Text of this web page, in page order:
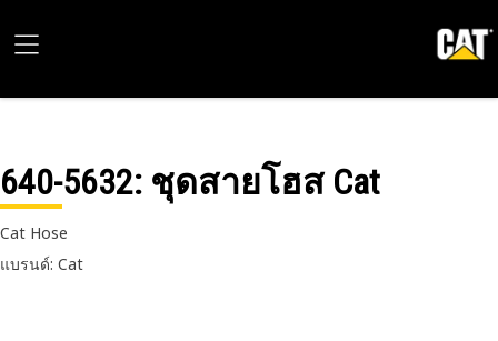
640-5632: ชุดสายโฮส Cat
Cat Hose
แบรนด์: Cat